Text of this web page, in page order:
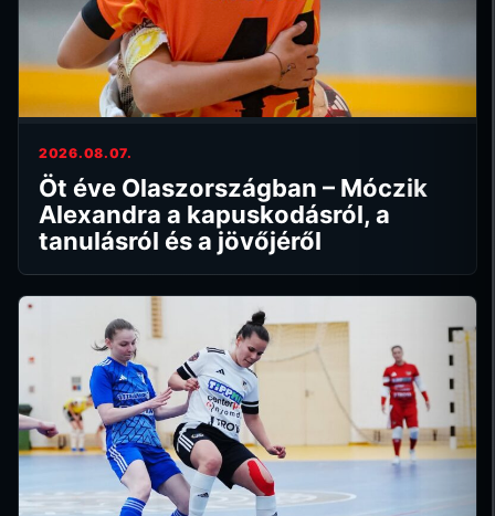
2026.08.07.
Öt éve Olaszországban – Móczik
Alexandra a kapuskodásról, a
tanulásról és a jövőjéről